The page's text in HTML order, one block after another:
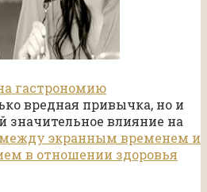
гастрономию
вредная привычка, но и
значительное влияние на